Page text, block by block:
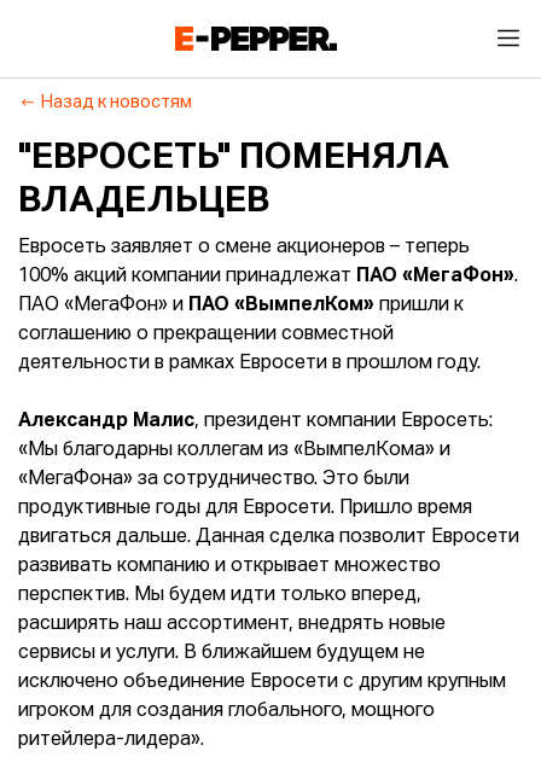
Назад к новостям
"ЕВРОСЕТЬ" ПОМЕНЯЛА
ВЛАДЕЛЬЦЕВ
Евросеть заявляет о смене акционеров – теперь
100% акций компании принадлежат
ПАО «МегаФон».
ПАО «МегаФон» и
ПАО «ВымпелКом» пришли к
соглашению о прекращении совместной
деятельности в рамках Евросети в прошлом году.
Александр Малис, президент компании Евросеть:
«Мы благодарны коллегам из «ВымпелКома» и
«МегаФона» за сотрудничество. Это были
продуктивные годы для Евросети. Пришло время
двигаться дальше. Данная сделка позволит Евросети
развивать компанию и открывает множество
перспектив. Мы будем идти только вперед,
расширять наш ассортимент, внедрять новые
сервисы и услуги. В ближайшем будущем не
исключено объединение Евросети с другим крупным
игроком для создания глобального, мощного
ритейлера-лидера».